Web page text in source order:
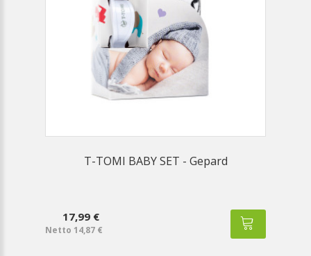
T-TOMI BABY SET - Gepard
17,99 €
Netto 14,87 €